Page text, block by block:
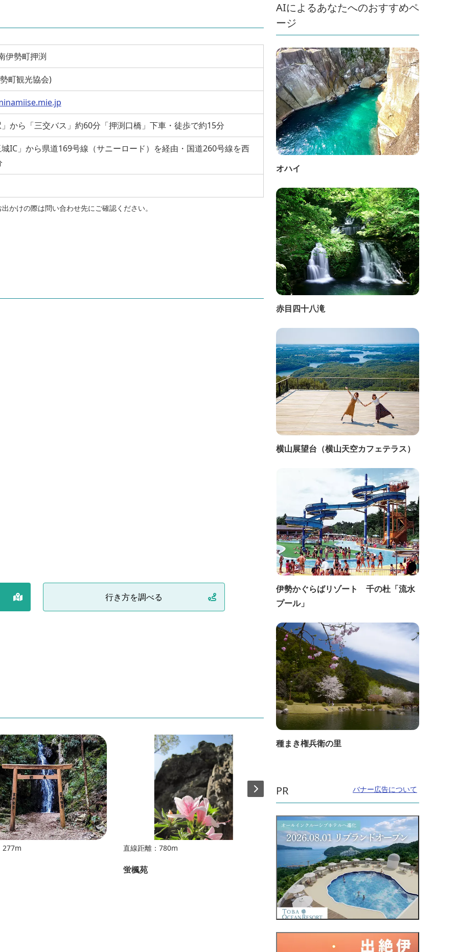
伊勢町押渕
町観光協会)
から「三交バス」約60分「押渕口橋」下車・徒歩で約15分
IC」から県道169号線（サニーロード）を経由・国道260号線を西
かけの際は問い合わせ先にご確認ください。
行き方を調べる
277m 直線距離：780m
蛍楓苑
直線距離：905m
長谷川養蜂
AIによるあなたへのおすすめペ
ージ
オハイ
赤目四十八滝
横山展望台（横山天空カフェテラス）
伊勢かぐらばリゾート 千の杜「流水
プール」
種まき権兵衛の里
PR バナー広告について